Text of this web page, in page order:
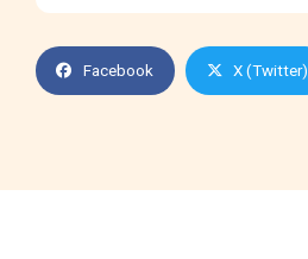
Facebook X (Twitter)